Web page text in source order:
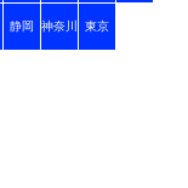
静岡 神奈川 東京